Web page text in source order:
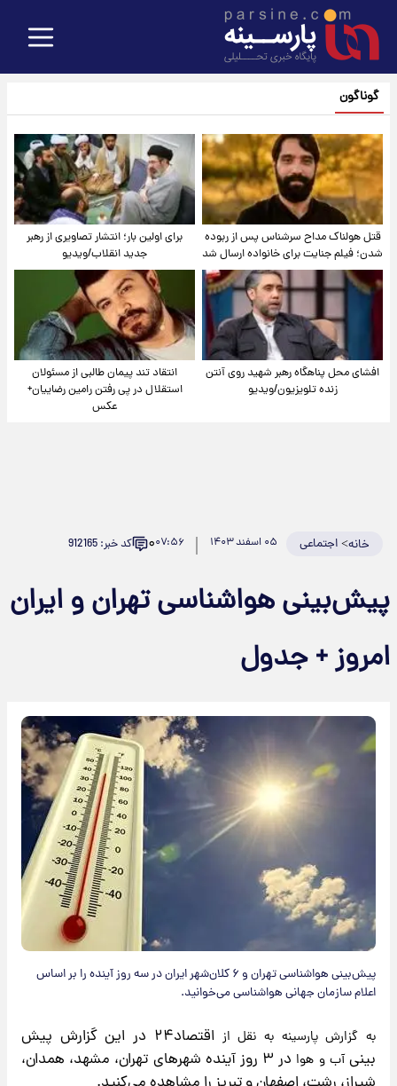
گوناگون
قتل هولناک مداح سرشناس پس از ربوده
شدن؛ فیلم جنایت برای خانواده ارسال شد
برای اولین بار؛ انتشار تصاویری از رهبر
جدید انقلاب/ویدیو
افشای محل پناهگاه‌ رهبر شهید روی آنتن
زنده تلویزیون/ویدیو
انتقاد تند پیمان طالبی از مسئولان
استقلال در پی رفتن رامین رضاییان+
عکس
خانه>اجتماعی ۰۵ اسفند ۱۴۰۳ ۰۷:۵۶۰ کد خبر: 912165
پیش‌بینی هواشناسی تهران و ایران
امروز + جدول
پیش‌بینی هواشناسی تهران و ۶ کلان‌شهر ایران در سه روز آینده را بر اساس
اعلام سازمان جهانی هواشناسی می‌خوانید.
به گزارش پارسینه به نقل از
اقتصاد۲۴ در این گزارش پیش
بینیآب و هوا
در ۳ روز آینده شهرهای تهران، مشهد، همدان،